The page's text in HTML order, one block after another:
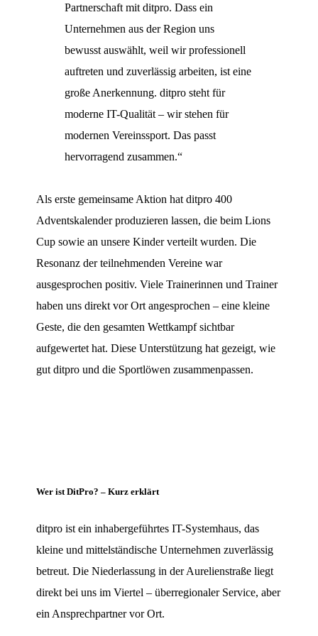
Partnerschaft mit ditpro. Dass ein
Unternehmen aus der Region uns
bewusst auswählt, weil wir professionell
auftreten und zuverlässig arbeiten, ist eine
große Anerkennung. ditpro steht für
moderne IT-Qualität – wir stehen für
modernen Vereinssport. Das passt
hervorragend zusammen.“
Als erste gemeinsame Aktion hat ditpro 400
Adventskalender produzieren lassen, die beim Lions
Cup sowie an unsere Kinder verteilt wurden. Die
Resonanz der teilnehmenden Vereine war
ausgesprochen positiv. Viele Trainerinnen und Trainer
haben uns direkt vor Ort angesprochen – eine kleine
Geste, die den gesamten Wettkampf sichtbar
aufgewertet hat. Diese Unterstützung hat gezeigt, wie
gut ditpro und die Sportlöwen zusammenpassen.
Wer ist DitPro? – Kurz erklärt
ditpro ist ein inhabergeführtes IT-Systemhaus, das
kleine und mittelständische Unternehmen zuverlässig
betreut. Die Niederlassung in der Aurelienstraße liegt
direkt bei uns im Viertel – überregionaler Service, aber
ein Ansprechpartner vor Ort.